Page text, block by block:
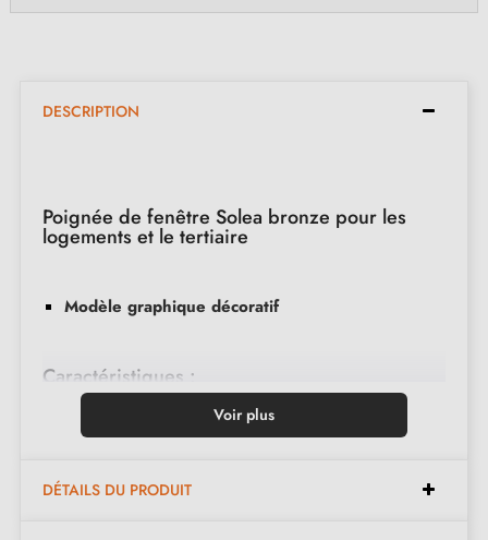
DESCRIPTION
Poignée de fenêtre Solea bronze pour les
logements et le tertiaire
Modèle graphique décoratif
Caractéristiques :
Poignée aux formes rondes sur rosace ovale à clipser
Voir plus
DÉTAILS DU PRODUIT